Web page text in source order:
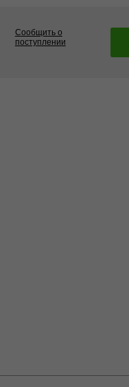
Сообщить о
поступлении